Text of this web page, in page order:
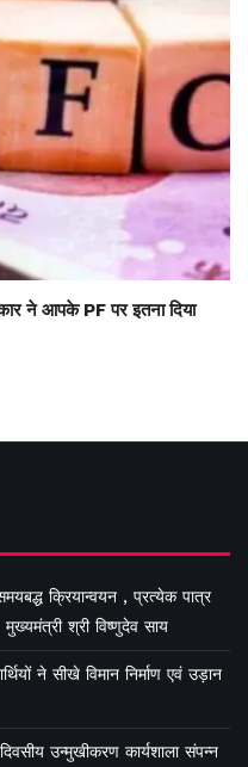
ने आपके PF पर इतना दिया
क्रियान्वयन , प्रत्येक पात्र
श्री विष्णुदेव साय
ने सीखे विमान निर्माण एवं उड़ान
उन्मुखीकरण कार्यशाला संपन्न